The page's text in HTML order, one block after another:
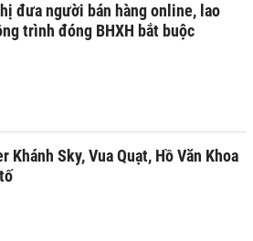
đưa người bán hàng online, lao
trình đóng BHXH bắt buộc
Khánh Sky, Vua Quạt, Hồ Văn Khoa